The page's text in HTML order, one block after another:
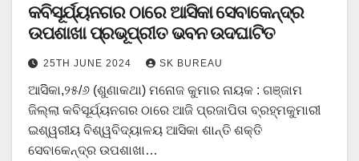
କବିସୂର୍ଯ୍ୟନଗର ଠାରେ ଆସିକା ସେବାକେନ୍ଦ୍ର
ଉପଶାଖା ପ୍ରଭୂପ୍ରୀତ ଭବନ ଉଦଘାଟିତ
25TH JUNE 2024 SK BUREAU
ଆସିିକା,୨୫/୬ (ଶୁଣାକଥା) ମନୋଜ କୁମାର ନାୟକ : ଗଞ୍ଜାମ
ଜିଲ୍ଲା କବିସୂର୍ଯ୍ୟନଗର ଠାରେ ଆଜି ପ୍ରଜାପିତା ବ୍ରହ୍ମକୁମାରୀ
ଇଶ୍ୱରୀୟ ବିଶ୍ୱବିଦ୍ୟାଳୟ ଆସିକା ଶାନ୍ତି ଶକ୍ତି
ସେବାକେନ୍ଦ୍ର ଉପଶାଖା…